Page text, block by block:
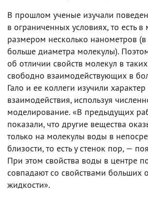
В прошлом ученые изучали
в ограниченных условиях, то есть
размером несколько нанометров
больше диаметра молекулы).
об отличии свойств молекул в
свободно взаимодействующих в
Гало и ее коллеги изучили характер
взаимодействия, используя
моделирование. «В предыдущих
показали, что другие вещества
только на молекулы воды в
близости, то есть у стенок пор, —
При этом свойства воды в центре
совпадают со свойствами больших
жидкости».